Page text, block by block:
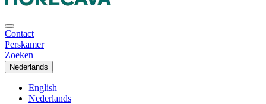
Contact
Perskamer
Zoeken
Nederlands
English
Nederlands